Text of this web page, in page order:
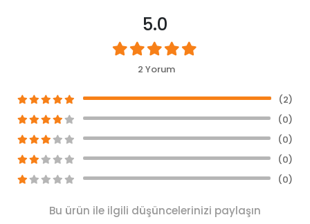
5.0
2 Yorum
(2)
(0)
(0)
(0)
(0)
Bu ürün ile ilgili düşüncelerinizi paylaşın